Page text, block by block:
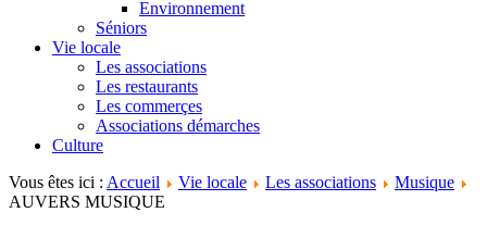
Environnement
Séniors
Vie locale
Les associations
Les restaurants
Les commerçes
Associations démarches
Culture
Vous êtes ici : Accueil Vie locale Les associations
Musique
AUVERS MUSIQUE